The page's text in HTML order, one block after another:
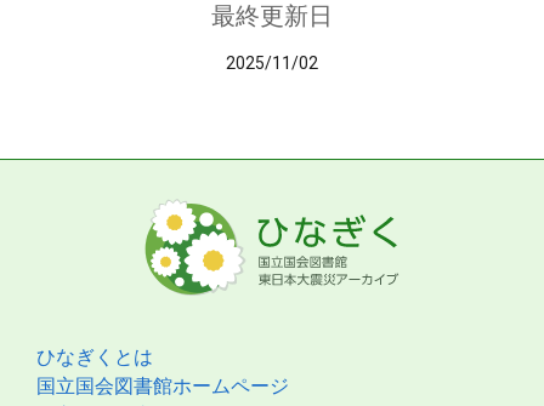
最終更新日
2025/11/02
ひなぎくとは
国立国会図書館ホームページ